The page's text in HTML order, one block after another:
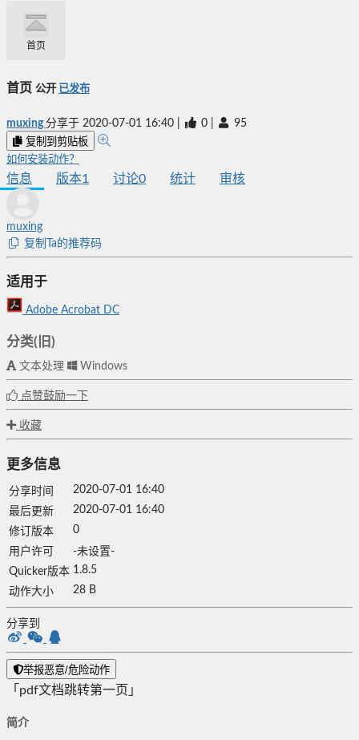
首页
首页 公开 已发布
muxing分享于 2020-07-01 16:40 0 95
复制到剪贴板
如何安装动作？
信息 版本1 讨论0 统计 审核
muxing
复制Ta的推荐码
适用于
Adobe Acrobat DC
分类(旧)
文本处理 Windows
点赞鼓励一下
收藏
更多信息
分享时间
2020-07-01 16:40
最后更新
2020-07-01 16:40
修订版本
0
用户许可
-未设置-
Quicker版本 1.8.5
动作大小
28 B
分享到
举报恶意/危险动作
「pdf文档跳转第一页」
简介